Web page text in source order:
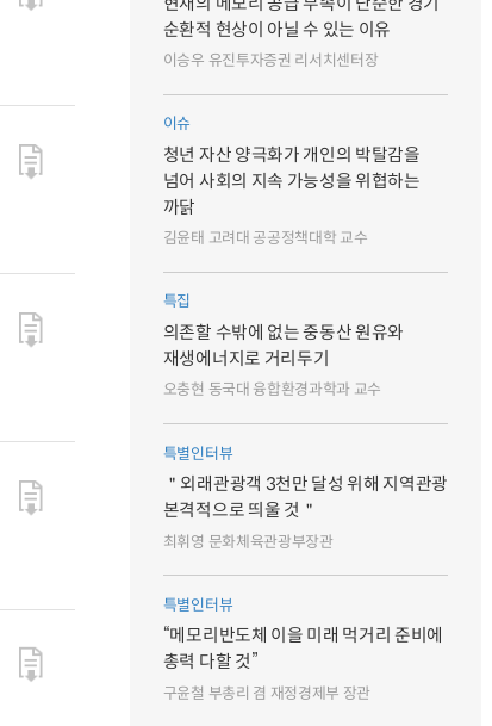
순환적 현상이 아닐 수 있는 이유
이승우 유진투자증권 리서치센터장
이슈
청년 자산 양극화가 개인의 박탈감을
넘어 사회의 지속 가능성을 위협하는
까닭
김윤태 고려대 공공정책대학 교수
특집
의존할 수밖에 없는 중동산 원유와
재생에너지로 거리두기
오충현 동국대 융합환경과학과 교수
특별인터뷰
＂외래관광객 3천만 달성 위해 지역관광
본격적으로 띄울 것＂
최휘영 문화체육관광부장관
특별인터뷰
“메모리반도체 이을 미래 먹거리 준비에
총력 다할 것”
구윤철 부총리 겸 재정경제부 장관